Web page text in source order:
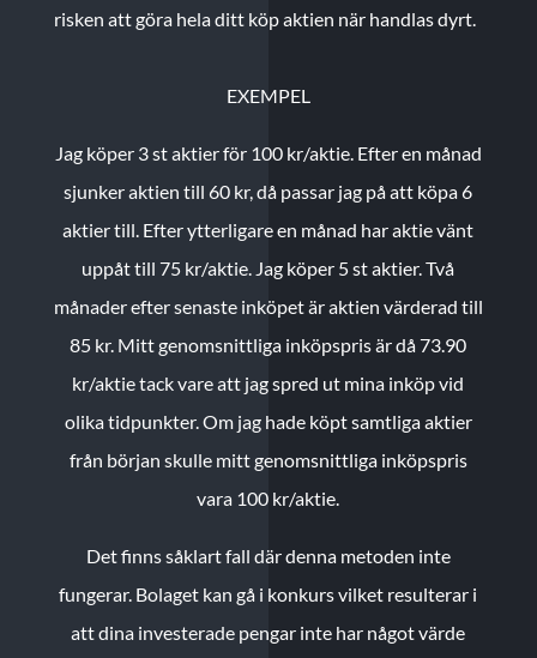
risken att göra hela ditt köp aktien när handlas dyrt.
EXEMPEL
Jag köper 3 st aktier för 100 kr/aktie. Efter en månad
sjunker aktien till 60 kr, då passar jag på att köpa 6
aktier till. Efter ytterligare en månad har aktie vänt
uppåt till 75 kr/aktie. Jag köper 5 st aktier.Två
månader efter senaste inköpet är aktien värderad till
85 kr. Mitt genomsnittliga inköpspris är då 73.90
kr/aktie tack vare att jag spred ut mina inköp vid
olika tidpunkter. Om jag hade köpt samtliga aktier
från början skulle mitt genomsnittliga inköpspris
vara 100 kr/aktie.
Det finns såklart fall där denna metoden inte
fungerar. Bolaget kan gå i konkurs vilket resulterar i
att dina investerade pengar inte har något värde